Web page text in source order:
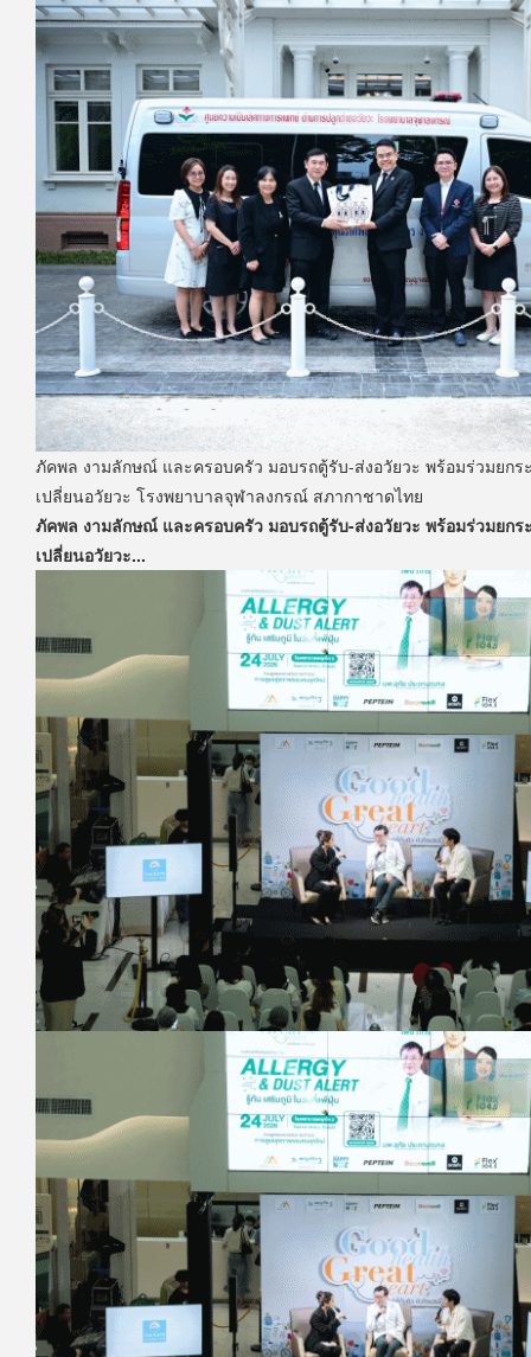
ภัคพล งามลักษณ์ และครอบครัว มอบรถตู้รับ-ส่งอวัยวะ พร้อมร่วมยก
เปลี่ยนอวัยวะ โรงพยาบาลจุฬาลงกรณ์ สภากาชาดไทย
ภัคพล งามลักษณ์ และครอบครัว มอบรถตู้รับ-ส่งอวัยวะ พร้อมร่วมยก
เปลี่ยนอวัยวะ...
ภัคพล งามลักษณ์ และครอบครัว มอบรถตู้รับ-ส่งอวัยวะ...